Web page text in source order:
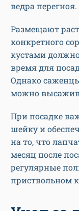
ведра перегноя.
Размещают
конкретного
кустами
время для
Однако
можно
При посадке
шейку и
на то, что
месяц после
регулярные
приствольном